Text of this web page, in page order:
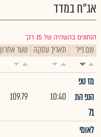
אג"ח במדד
הנתונים בהשהיה של 15 דק׳
שם נייר תאריך עסקה שער אחרון
מז טפ
הנפ הת
71
10:40
109.79
לאומי